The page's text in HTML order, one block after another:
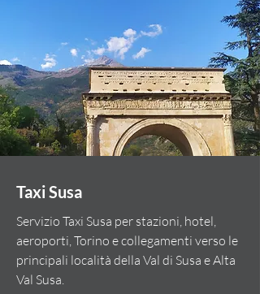
Taxi Susa
Servizio Taxi Susa per stazioni, hotel,
aeroporti, Torino e collegamenti verso le
principali località della Val di Susa e Alta
Val Susa.